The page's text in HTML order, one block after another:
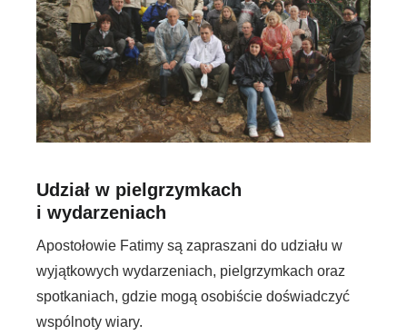
Udział w pielgrzymkach
i wydarzeniach
Apostołowie Fatimy są zapraszani do udziału w
wyjątkowych wydarzeniach, pielgrzymkach oraz
spotkaniach, gdzie mogą osobiście doświadczyć
wspólnoty wiary.